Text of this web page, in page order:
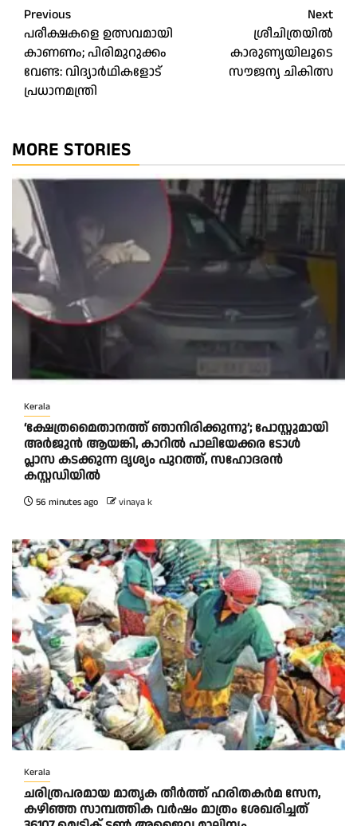
Post
navigation
Previous
പരീക്ഷകളെ ഉത്സവമായി
കാണണം; പിരിമുറുക്കം
വേണ്ട: വിദ്യാർഥികളോട്
പ്രധാനമന്ത്രി
Next
ശ്രീചിത്രയില്‍
കാരുണ്യയിലൂടെ
സൗജന്യ ചികിത്സ
MORE STORIES
Kerala
‘ക്ഷേത്രമൈതാനത്ത് ഞാനിരിക്കുന്നു’; പോസ്റ്റുമായി
അർജുൻ ആയങ്കി, കാറിൽ പാലിയേക്കര ടോൾ
പ്ലാസ കടക്കുന്ന ദൃശ്യം പുറത്ത്, സഹോദരൻ
കസ്റ്റഡിയിൽ
56 minutes ago vinaya k
Kerala
ചരിത്രപരമായ മാതൃക തീര്‍ത്ത് ഹരിതകര്‍മ സേന,
കഴിഞ്ഞ സാമ്പത്തിക വര്‍ഷം മാത്രം ശേഖരിച്ചത്